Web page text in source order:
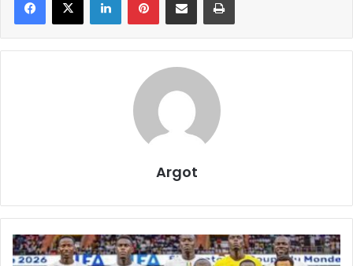
Argot
Federaciones
africanas